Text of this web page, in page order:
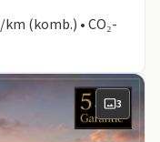
(komb.) • CO₂-
3